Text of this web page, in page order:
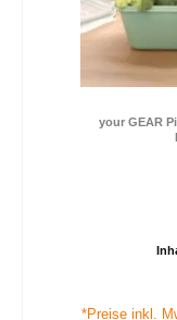
your GEAR
*Preise inkl.